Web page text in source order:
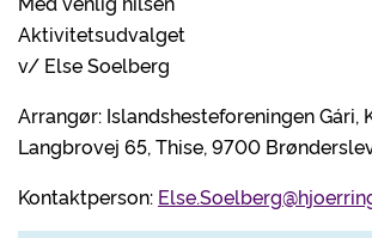
Aktivitetsudvalget
v/ Else Soelberg
Arrangør: Islandshesteforeningen Gári,
Langbrovej 65, Thise, 9700
Kontaktperson: